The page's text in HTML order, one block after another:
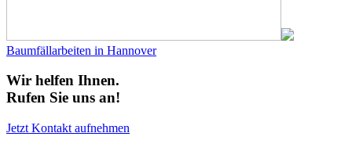
Baumfällarbeiten in Hannover
Wir helfen Ihnen.
Rufen Sie uns an!
Jetzt Kontakt aufnehmen